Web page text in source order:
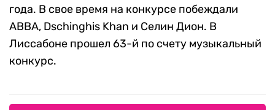
года. В свое время на конкурсе побеждали
ABBA, Dschinghis Khan и Селин Дион. В
Лиссабоне прошел 63-й по счету музыкальный
конкурс.